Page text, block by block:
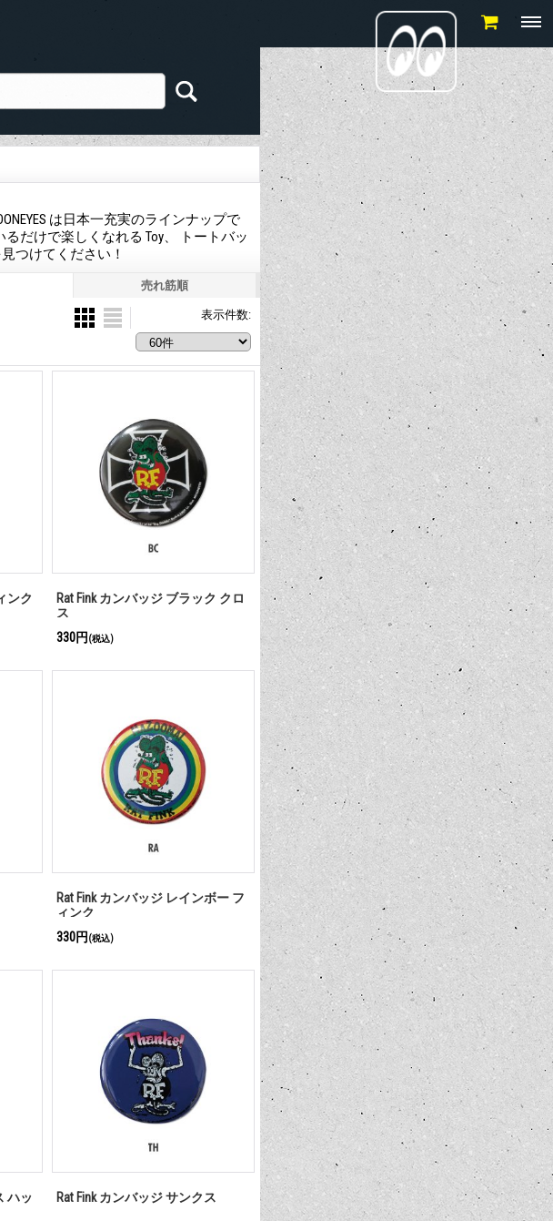
は日本一充実のラインナップで
だけで楽しくなれる Toy、 トートバッ
つけてください！
売れ筋順
表示件数:
ンク
Rat Fink カンバッジ ブラック クロ
ス
330円 (税込)
Rat Fink カンバッジ レインボー フ
ィンク
330円 (税込)
ハッ
Rat Fink カンバッジ サンクス